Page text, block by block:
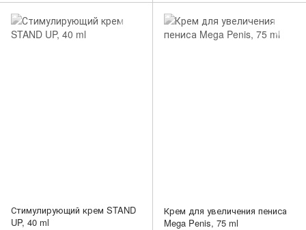
Стимулирующий крем STAND
UP, 40 ml
Крем для увеличения пениса
Mega Penis, 75 ml